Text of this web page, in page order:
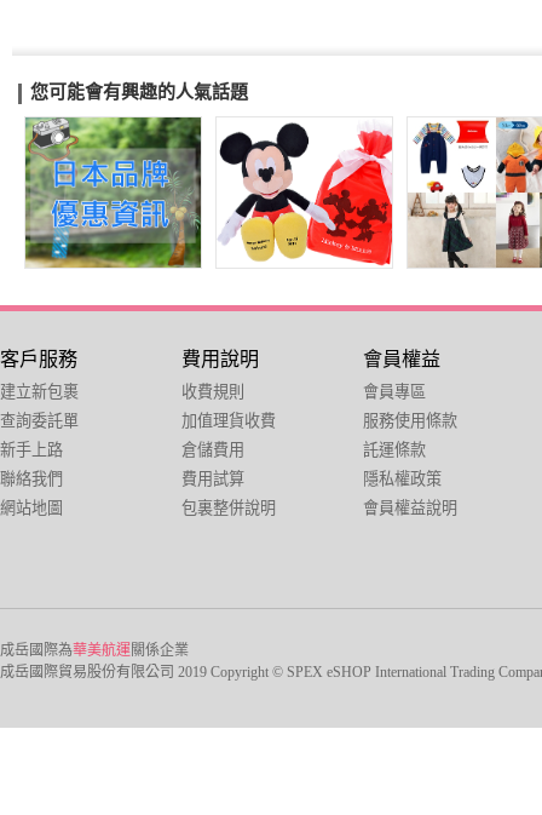
您可能會有興趣的人氣話題
客戶服務
建立新包裹
查詢委託單
新手上路
聯絡我們
網站地圖
費用說明
收費規則
加值理貨收費
倉儲費用
費用試算
包裏整併說明
會員權益
會員專區
服務使用條款
託運條款
隱私權政策
會員權益說明
成岳國際為華美航運關係企業
成岳國際貿易股份有限公司 2019 Copyright © SPEX eSHOP International Trading